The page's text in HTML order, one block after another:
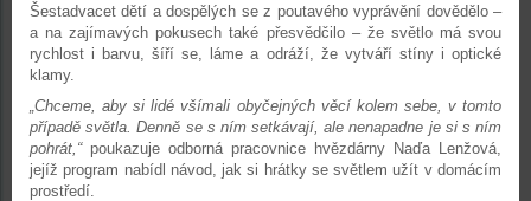
Šestadvacet dětí a dospělých se z poutavého vyprávění dovědělo –
a na zajímavých pokusech také přesvědčilo – že světlo má svou
rychlost i barvu, šíří se, láme a odráží, že vytváří stíny i optické
klamy.
„Chceme, aby si lidé všímali obyčejných věcí kolem sebe, v tomto
případě světla. Denně se s ním setkávají, ale nenapadne je si s ním
pohrát,“ poukazuje odborná pracovnice hvězdárny Naďa Lenžová,
jejíž program nabídl návod, jak si hrátky se světlem užít v domácím
prostředí.